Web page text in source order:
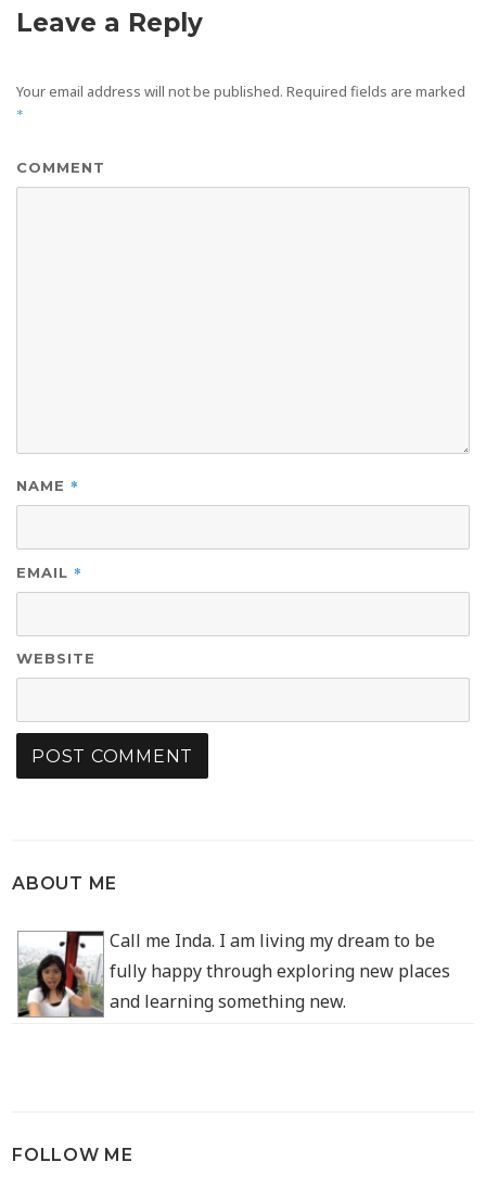
Leave a Reply
Your email address will not be published. Required fields are marked
*
COMMENT
NAME *
EMAIL *
WEBSITE
ABOUT ME
Call me Inda. I am living my dream to be
fully happy through exploring new places
and learning something new.
FOLLOW ME